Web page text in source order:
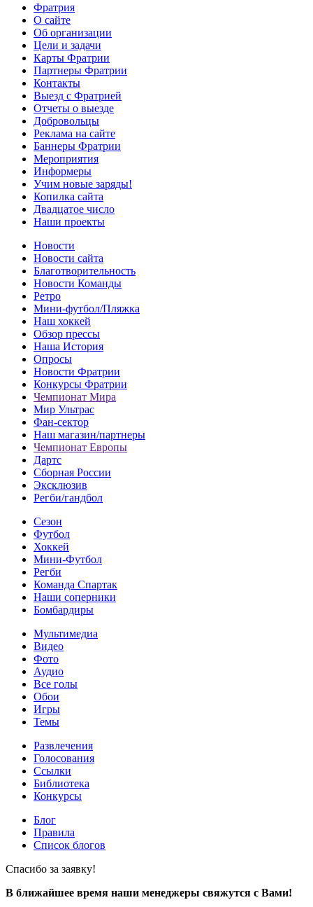
Фратрия
О сайте
Об организации
Цели и задачи
Карты Фратрии
Партнеры Фратрии
Контакты
Выезд с Фратрией
Отчеты о выезде
Добровольцы
Реклама на сайте
Баннеры Фратрии
Мероприятия
Информеры
Учим новые заряды!
Копилка сайта
Двадцатое число
Наши проекты
Новости
Новости сайта
Благотворительность
Новости Команды
Ретро
Мини-футбол/Пляжка
Наш хоккей
Обзор прессы
Наша История
Опросы
Новости Фратрии
Конкурсы Фратрии
Чемпионат Мира
Мир Ультрас
Фан-cектор
Наш магазин/партнеры
Чемпионат Европы
Дартс
Сборная России
Эксклюзив
Регби/гандбол
Сезон
Футбол
Хоккей
Мини-Футбол
Регби
Команда Спартак
Наши соперники
Бомбардиры
Мультимедиа
Видео
Фото
Аудио
Все голы
Обои
Игры
Темы
Развлечения
Голосования
Ссылки
Библиотека
Конкурсы
Блог
Правила
Список блогов
Спасибо за заявку!
В ближайшее время наши менеджеры свяжутся с Вами!